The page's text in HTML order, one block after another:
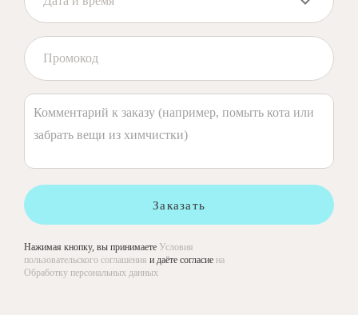
Заказать
Нажимая кнопку, вы принимаете Условия
пользовательского соглашения и даёте согласие на
Обработку персональных данных